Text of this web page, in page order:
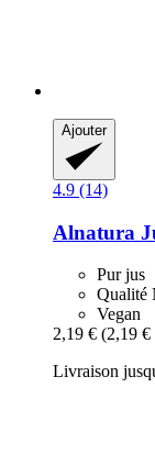
Ajouter
4.9 (14)
Alnatura
Pur jus
Qualité
Vegan
2,19 € (2,19 €
Livraison